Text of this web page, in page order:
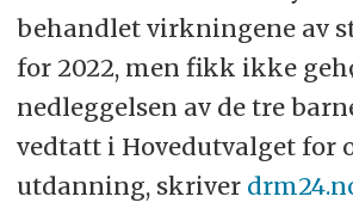
behandlet virkningene av
for 2022, men fikk ikke
nedleggelsen av de tre
vedtatt i Hovedutvalget for
utdanning, skriver